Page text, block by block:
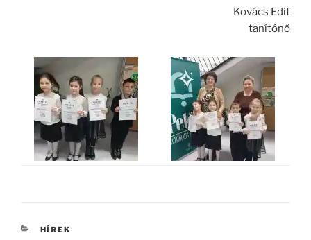
Kovács Edit
tanítónő
KATEGÓRIÁK
HÍREK